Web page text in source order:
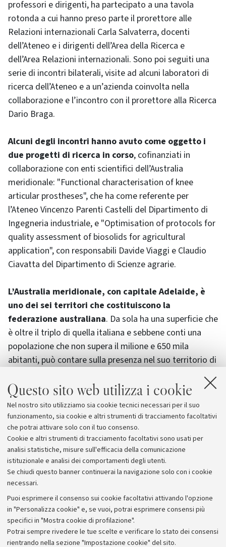
Questo sito web utilizza i cookie
Nel nostro sito utilizziamo sia cookie tecnici necessari per il suo
funzionamento, sia cookie e altri strumenti di tracciamento facoltativi
che potrai attivare solo con il tuo consenso.
Cookie e altri strumenti di tracciamento facoltativi sono usati per
analisi statistiche, misure sull'efficacia della comunicazione
istituzionale e analisi dei comportamenti degli utenti.
Se chiudi questo banner continuerai la navigazione solo con i cookie
necessari.
Puoi esprimere il consenso sui cookie facoltativi attivando l'opzione
in "Personalizza cookie" e, se vuoi, potrai esprimere consensi più
specifici in "Mostra cookie di profilazione".
Potrai sempre rivedere le tue scelte e verificare lo stato dei consensi
rientrando nella sezione "Impostazione cookie" del sito.
professori e dirigenti, ha partecipato a una tavola
rotonda a cui hanno preso parte il prorettore alle
Relazioni internazionali Carla Salvaterra, docenti
dell’Ateneo e i dirigenti dell’Area della Ricerca e
dell’Area Relazioni internazionali. Sono poi seguiti una
serie di incontri bilaterali, visite ad alcuni laboratori di
ricerca dell’Ateneo e a un’azienda coinvolta nella
collaborazione e l’incontro con il prorettore alla Ricerca
Dario Braga.
Alcuni degli incontri hanno avuto come oggetto i
due progetti di ricerca in corso, cofinanziati in
collaborazione con enti scientifici dell’Australia
meridionale: "Functional characterisation of knee
articular prostheses", che ha come referente per
l’Ateneo Vincenzo Parenti Castelli del Dipartimento di
Ingegneria industriale, e "Optimisation of protocols for
quality assessment of biosolids for agricultural
application", con responsabili Davide Viaggi e Claudio
Ciavatta del Dipartimento di Scienze agrarie.
L’Australia meridionale, con capitale Adelaide, è
uno dei sei territori che costituiscono la
federazione australiana. Da sola ha una superficie che
è oltre il triplo di quella italiana e sebbene conti una
popolazione che non supera il milione e 650 mila
abitanti, può contare sulla presenza nel suo territorio di
Australia), due campus stranieri privati (Carnagie Mellon
University e University College London), oltre a cinque
distretti di ricerca, in ambito minerario, ICT, medico,
biologico, delle scienze agrarie e risorse naturali.
Archivio
Comunicati stampa
Redazione